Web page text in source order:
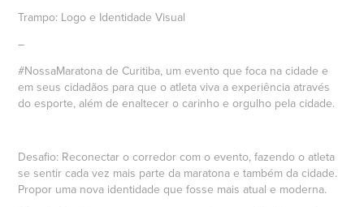
Trampo: Logo e Identidade Visual
–
#NossaMaratona de Curitiba, um evento que foca na cidade e
em seus cidadãos para que o atleta viva a experiência através
do esporte, além de enaltecer o carinho e orgulho pela cidade.
Desafio: Reconectar o corredor com o evento, fazendo o atleta
se sentir cada vez mais parte da maratona e também da cidade.
Propor uma nova identidade que fosse mais atual e moderna.